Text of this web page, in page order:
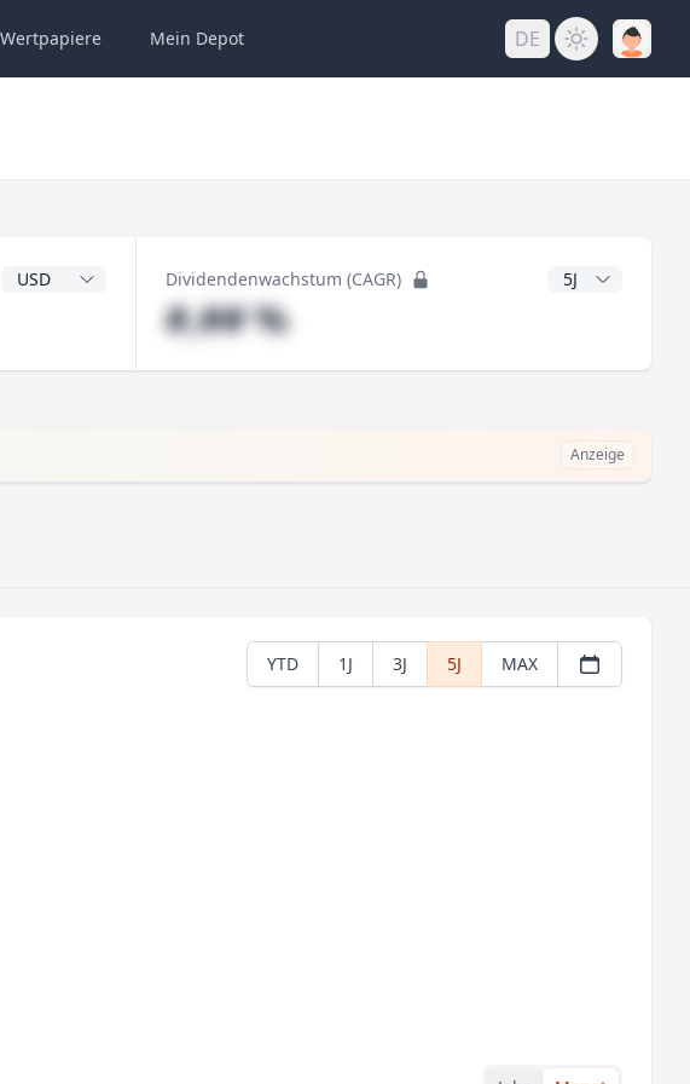
Wertpapiere Mein Depot DE
DividendenwährungDividendenwachstum (CAGR) CAGR Jahre
#,## %
Anzeige
YTD 1J 3J 5J MAX